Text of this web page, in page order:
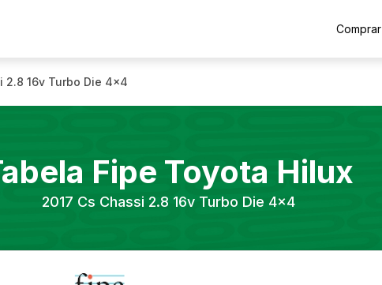
Comprar
2.8 16v Turbo Die 4x4
Fipe Toyota Hilux
2017 Cs Chassi 2.8 16v Turbo Die 4x4